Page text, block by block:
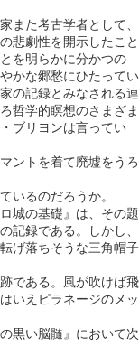
た考古学者として、
悲劇性を開示したこと
を明らかに分かつの
かな郷愁にひたってい
の記録とみなされる連
哲学的瞑想のさまざま
ブリヨンは言ってい
ントを着て廃墟をうろ
るのだろうか。
城の基礎』は、その題
記録である。しかし、
げ落ちそうな三角帽子
である。風が吹けば飛
いえピラネージのメッ
黒い脳髄』において次